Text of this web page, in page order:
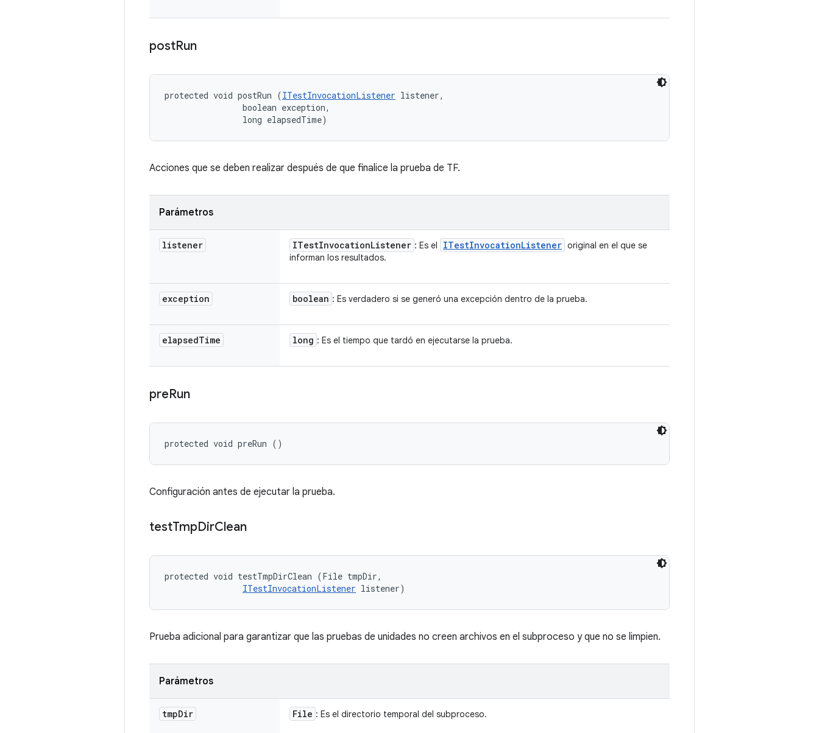
postRun
protected void postRun (ITestInvocationListener listener,
                boolean exception,
                long elapsedTime)
Acciones que se deben realizar después de que finalice la prueba de TF.
Parámetros
listener ITestInvocationListener : Es el ITestInvocationListener original en el que se
informan los resultados.
exception boolean : Es verdadero si se generó una excepción dentro de la prueba.
elapsedTime long : Es el tiempo que tardó en ejecutarse la prueba.
preRun
protected void preRun ()
Configuración antes de ejecutar la prueba.
testTmpDirClean
protected void testTmpDirClean (File tmpDir,
ITestInvocationListener listener)
Prueba adicional para garantizar que las pruebas de unidades no creen archivos en el subproceso y que no se limpien.
Parámetros
tmpDir File : Es el directorio temporal del subproceso.